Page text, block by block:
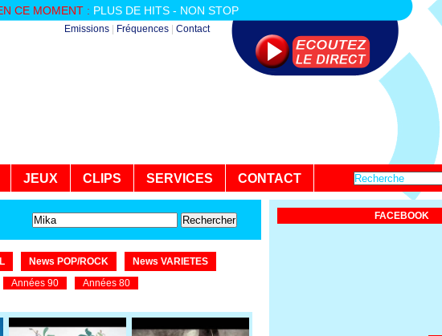
CE MOMENT : PLUS DE HITS - NON STOP
Emissions Fréquences Contact
JEUX CLIPS SERVICES CONTACT
News POP/ROCK
News VARIETES
Années 90 Années 80
FACEBOOK